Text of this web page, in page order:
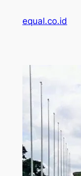
equal.co.id